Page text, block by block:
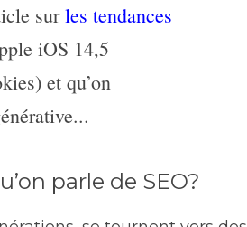
sur les tendances
iOS 14,5
et qu’on
parle de SEO?